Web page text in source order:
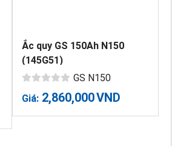
Ắc quy GS 150Ah N150
(145G51)
GS N150
Giá: 2,860,000VND